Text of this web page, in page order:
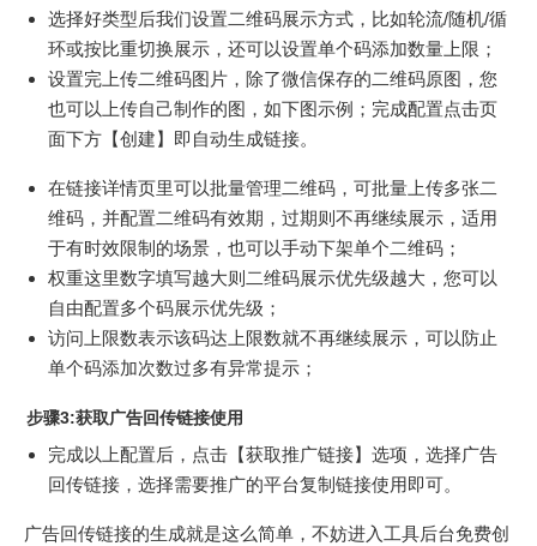
选择好类型后我们设置二维码展示方式，比如轮流/随机/循
环或按比重切换展示，还可以设置单个码添加数量上限；
设置完上传二维码图片，除了微信保存的二维码原图，您
也可以上传自己制作的图，如下图示例；完成配置点击页
面下方【创建】即自动生成链接。
在链接详情页里可以批量管理二维码，可批量上传多张二
维码，并配置二维码有效期，过期则不再继续展示，适用
于有时效限制的场景，也可以手动下架单个二维码；
权重这里数字填写越大则二维码展示优先级越大，您可以
自由配置多个码展示优先级；
访问上限数表示该码达上限数就不再继续展示，可以防止
单个码添加次数过多有异常提示；
步骤3:获取广告回传链接使用
完成以上配置后，点击【获取推广链接】选项，选择广告
回传链接，选择需要推广的平台复制链接使用即可。
广告回传链接的生成就是这么简单，不妨进入工具后台免费创